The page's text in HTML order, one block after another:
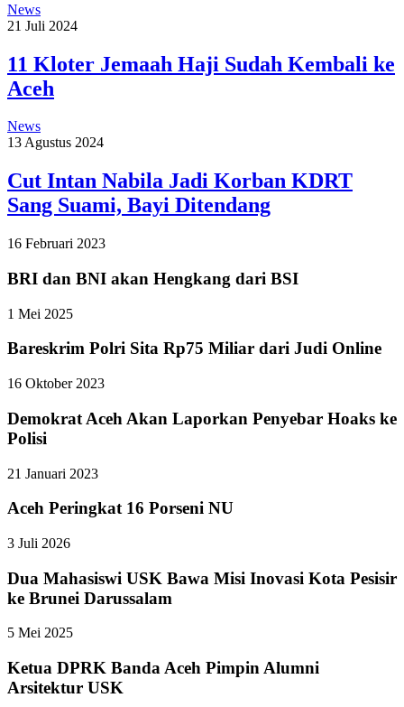
News
21 Juli 2024
11 Kloter Jemaah Haji Sudah Kembali ke
Aceh
News
13 Agustus 2024
Cut Intan Nabila Jadi Korban KDRT
Sang Suami, Bayi Ditendang
16 Februari 2023
BRI dan BNI akan Hengkang dari BSI
1 Mei 2025
Bareskrim Polri Sita Rp75 Miliar dari Judi Online
16 Oktober 2023
Demokrat Aceh Akan Laporkan Penyebar Hoaks ke
Polisi
21 Januari 2023
Aceh Peringkat 16 Porseni NU
3 Juli 2026
Dua Mahasiswi USK Bawa Misi Inovasi Kota Pesisir
ke Brunei Darussalam
5 Mei 2025
Ketua DPRK Banda Aceh Pimpin Alumni
Arsitektur USK